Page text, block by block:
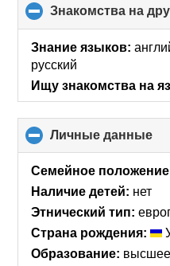
Знакомства на
Знание языков:
русский
Ищу знакомства на
Личные данные
to
Семейное
Наличие детей: нет
Этнический тип:
Страна рождения:
Образование: высшее